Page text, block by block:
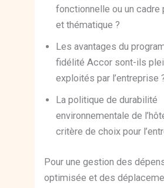
fonctionnelle ou un cadre
et thématique ?
Les avantages du
fidélité Accor sont-ils
exploités par l’entreprise
La politique de durabilité
environnementale de
critère de choix pour
Pour une gestion des
optimisée et des